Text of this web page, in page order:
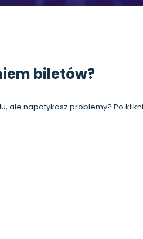
biletów?
ale napotykasz problemy? Po